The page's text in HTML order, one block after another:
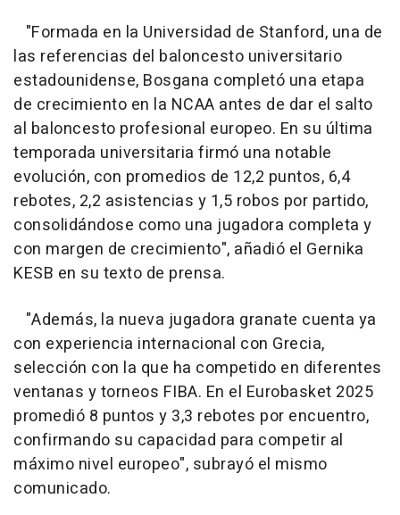
"Formada en la Universidad de Stanford, una de
las referencias del baloncesto universitario
estadounidense, Bosgana completó una etapa
de crecimiento en la NCAA antes de dar el salto
al baloncesto profesional europeo. En su última
temporada universitaria firmó una notable
evolución, con promedios de 12,2 puntos, 6,4
rebotes, 2,2 asistencias y 1,5 robos por partido,
consolidándose como una jugadora completa y
con margen de crecimiento", añadió el Gernika
KESB en su texto de prensa.
"Además, la nueva jugadora granate cuenta ya
con experiencia internacional con Grecia,
selección con la que ha competido en diferentes
ventanas y torneos FIBA. En el Eurobasket 2025
promedió 8 puntos y 3,3 rebotes por encuentro,
confirmando su capacidad para competir al
máximo nivel europeo", subrayó el mismo
comunicado.